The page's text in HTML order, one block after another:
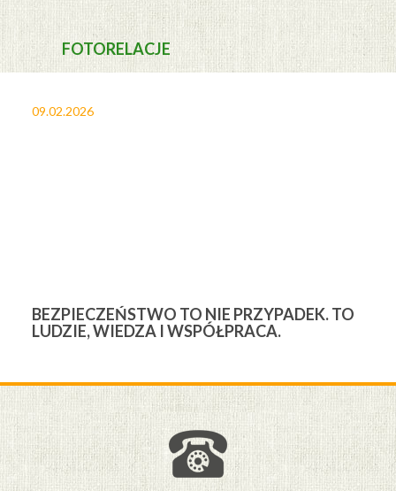
FOTORELACJE
09.02.2026
BEZPIECZEŃSTWO TO NIE PRZYPADEK. TO
LUDZIE, WIEDZA I WSPÓŁPRACA.